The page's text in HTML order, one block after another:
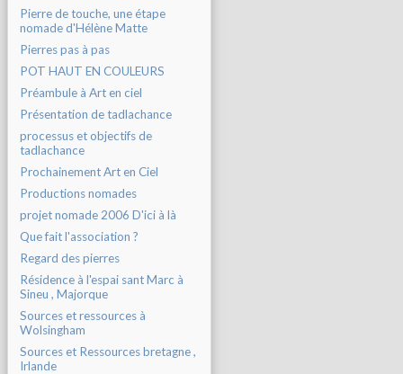
Pierre de touche, une étape
nomade d'Hélène Matte
Pierres pas à pas
POT HAUT EN COULEURS
Préambule à Art en ciel
Présentation de tadlachance
processus et objectifs de
tadlachance
Prochainement Art en Ciel
Productions nomades
projet nomade 2006 D'ici à là
Que fait l'association ?
Regard des pierres
Résidence à l'espai sant Marc à
Sineu , Majorque
Sources et ressources à
Wolsingham
Sources et Ressources bretagne ,
Irlande